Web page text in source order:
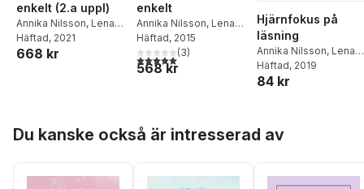
enkelt (2.a uppl)
Annika Nilsson, Lena
Winqvist
Häftad, 2021
668 kr
enkelt
Annika Nilsson, Lena
Winqvist
Häftad, 2015
5,0utav 5 stjärnor. Totalt antal röster:
(3)
568 kr
Hjärnfokus på
läsning
Annika Nilsson, Lena
Winqvist
Häftad, 2019
84 kr
Du kanske också är intresserad av